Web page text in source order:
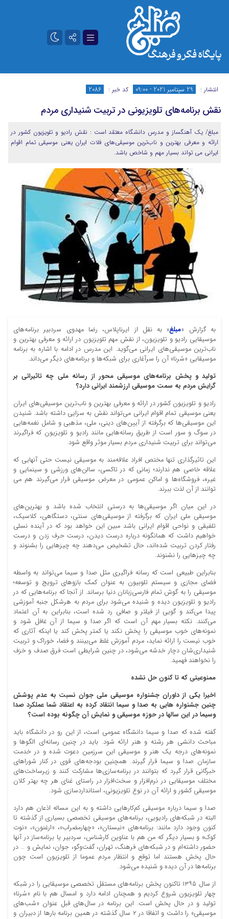
تلگرام آپارات
انتشار : 29 سپتامبر 2021 - 09:00 کد خبر : 2086
نقش برنامه‌های تلویزیونی در تربیت شنیداری مردم
مبلغ/ یک آهنگساز و مدرس دانشگاه معتقد است : نقش رادیو و تلویزیون کشور در
ارائه و معرفی بهترین و ناب‌ترین موسیقی‌های فلات ایران یعنی موسیقی تمام اقوام
ایرانی می تواند بسیار مهم و شاخص باشد.
به گزارش «مبلغ» به نقل از ایرناپلاس، رضا مهدوی سردبیر برنامه‌های
موسیقایی رادیو و تلویزیون، از نقش مهم تلویزیون در ارائه و معرفی بهترین و
ناب‌ترین موسیقی‌های ایرانی می‌گوید. این مدرس در ادامه با اشاره به برنامه
موسیقایی «سُرنا» آن را سرآغاری برای شبکه‌ها و برنامه‌های دیگر می‌داند.
تولید و پخش برنامه‌های موسیقی محور از رسانه ملی چه تاثیراتی بر
گرایش مردم به سمت موسیقی ارزشمند ایرانی دارد؟
رادیو و تلویزیون کشور در ارائه و معرفی بهترین و ناب‌ترین موسیقی‌های ایران
یعنی موسیقی تمام اقوام ایرانی می‌تواند نقش به سزایی داشته باشد. شنیدن
این موسیقی‌ها که برگرفته از آیین‌های دینی، ملی، مذهبی و شامل نغمه‌هایی
در سوگ و سور است از طریق رسانه‌هایی مانند رادیو و تلویزیون که فراگیرند
می‌تواند برای تربیت شنیداری مردم بسیار موثر واقع شود.
این تاثیرگذاری تنها مختص افراد علاقه‌مند به موسیقی نیست حتی آنهایی که
علاقه خاصی هم ندارند؛ زمانی که در تاکسی، سالن‌های ورزشی و سینمایی و
غیره، فروشگاه‌ها و اماکن عمومی در معرض موسیقی قرار می‌گیرند هم می
توانند از آن لذت ببرند.
در این میان اگر موسیقی‌ها به درستی انتخاب شده باشد و بهترین‌های
موسیقی ملی ایران که برگرفته از موسیقی‌های سنتی، دستگاهی، کلاسیک،
تلفیقی و نواحی اقوام ایرانی باشد مبین این خواهد بود که در آینده نسلی
خواهیم داشت که همانگونه درباره درست دیدن، درست حرف زدن و درست
رفتار کردن تربیت شده‌اند، حال تشخیص می‌دهند چه چیزهایی را بشنوند و
چه چیزهایی را نشنوند.
بنابراین طبیعی است که رسانه فراگیری مثل صدا و سیما می‌تواند به واسطه
فضای مجازی و سیستم تلوبیون به عنوان کمک بازوهای ترویج و توسعه؛
موسیقی را به گوش تمام فارسی‌زبانان دنیا برساند. از آنجا که برنامه‌هایی که در
رادیو و تلویزیون دیده و شنیده می‌شود برای مردم به هرشکل جنبه آموزشی
پیدا می‌کند و گویی از فیلتر و صافی رد شده است، بنابراین به آن اعتماد
می‌کنند. نکته بسیار مهم آن است که اگر صدا و سیما از آن غافل شود و
نمونه‌های خوب موسیقی را پخش نکند یا کمتر پخش کند یا اینکه آثاری که
خوب نیست را ارائه نماید، مردم آموزش غلط می‌بینند و فضا، خوراک و تربیت
شنیداری‌شان دچار خدشه می‌شود، در چنین شرایطی است فرق صدف و خزف
را نخواهند فهمید.
ممنوعیتی که تا کنون حل نشده
اخیرا یکی از داوران جشنواره موسیقی ملی جوان نسبت به عدم پوشش
چنین جشنواره هایی به صدا و سیما انتقاد کرده به اعتقاد شما عملکرد صدا
وسیما در این سالها در حوزه موسیقی و نمایش آن چگونه بوده است؟
گفته شده که صدا و سیما دانشگاه عمومی است، از این رو در دانشگاه باید
مباحث دانشی هر رشته و هنر ارائه شود. باید در چنین رسانه‌ای الگوها و
نمونه‌های درجه یک‌ هنر و موسیقی این سرزمین دعوت شده و در خدمت
سازمان صدا و سیما قرار گیرند. همچنین بودجه‌های قوی در کنار شوراهای
خبرگانی قرار گیرد که بتوانند در برنامه‌سازی‌ها مشارکت کنند و زیرساخت‌های
مختلف موسیقایی در نرم‌افزار و سخت‌افزار در راستای غنای هر چه بهتر کلان
موسیقی کشور و ارائه آن در نوع تلویزیونی، استانداردسازی شود.
صدا و سیما درباره موسیقی کم‌کارهایی داشته و به این مساله اذعان هم ‌دارد
البته در شبکه‌های رادیویی، برنامه‌های موسیقی تخصصی بسیاری از گذشته تا
کنون وجود دارد مانند: برنامه‌های «نیستان»، «چهارمضراب»، «ارغنون»، «نوت
کوک» و بسیار دیگر که من هم با عناوین کارشناس، سردبیر یا برنامه‌ساز در آنها
حضور داشته‌ام و در شبکه‌های فرهنگ، تهران، گفت‌وگو، جوان، نمایش و … در
حال پخش هستند اما توقع و انتظار مردم عموما از تلویزیون است چون
برنامه‌ها در آن دیده و شنیده می‌شود.
از سال ۱۳۹۵ تاکنون پخش برنامه‌های مستقل تخصصی موسیقایی را در شبکه
چهار تلویزیون شروع کردیم و همچنان ادامه دارد و امسال هم با نام «سُرنا»
تولید و در حال پخش است. این برنامه در سال‌های قبل عنوان «شب‌های
موسیقی» را داشت و اتفاقا در ۲ سال گذشته در همین برنامه بارها از دبیران و